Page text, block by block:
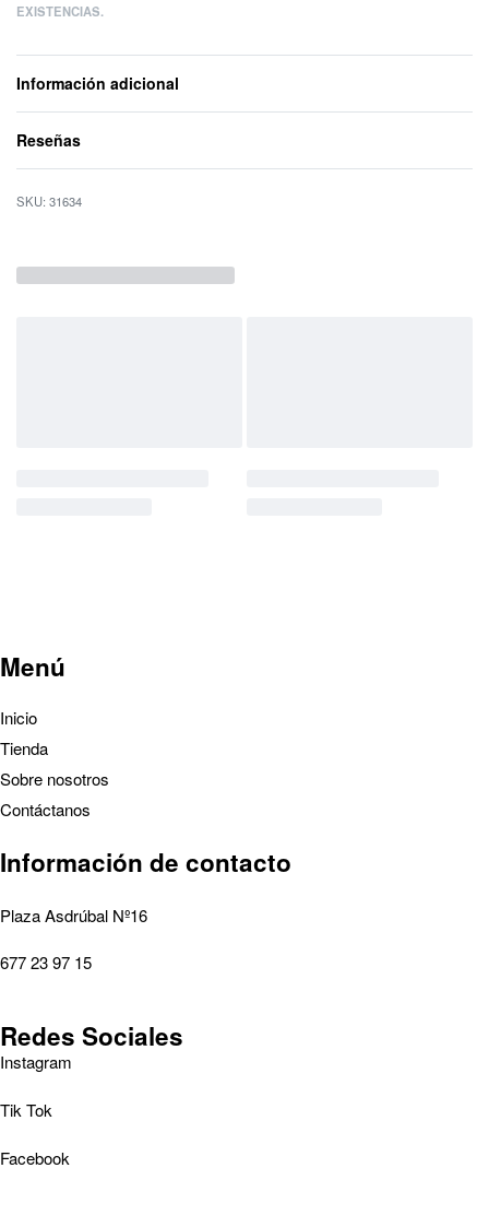
EXISTENCIAS.
Información adicional
Reseñas
31634
Menú
Inicio
Tienda
Sobre nosotros
Contáctanos
Información de contacto
Plaza Asdrúbal Nº16
677 23 97 15
Redes Sociales
Instagram
Tik Tok
Facebook